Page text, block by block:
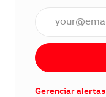
Gerenciar alertas